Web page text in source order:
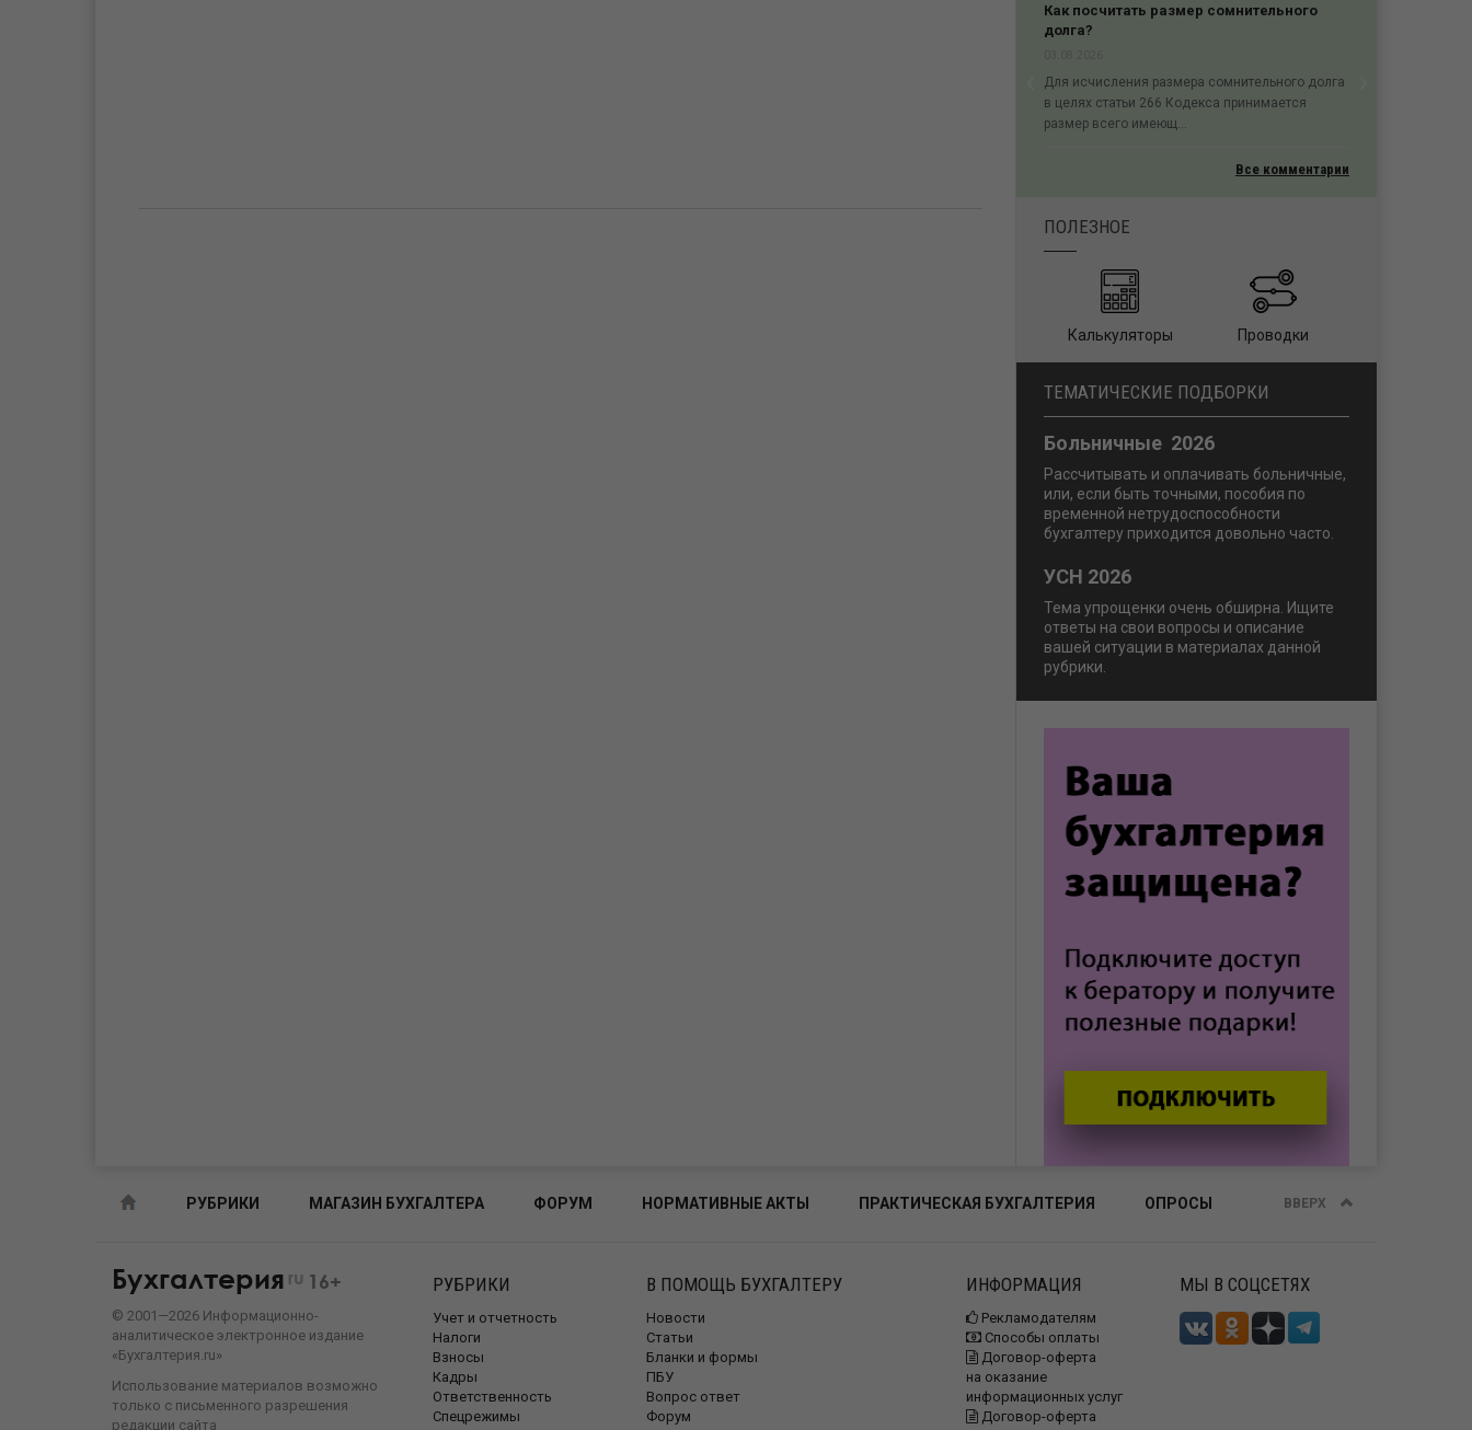
Как посчитать размер сомнительного
долга?
Для исчисления размера сомнительного долга
в целях статьи 266 Кодекса принимается
размер всего имеющ...
Previous
Все комментарии
ПОЛЕЗНОЕ
Калькуляторы Проводки
ТЕМАТИЧЕСКИЕ ПОДБОРКИ
Больничные 2026
Рассчитывать и оплачивать больничные,
или, если быть точными, пособия по
временной нетрудоспособности
бухгалтеру приходится довольно часто.
УСН 2026
Тема упрощенки очень обширна. Ищите
ответы на свои вопросы и описание
вашей ситуации в материалах данной
рубрики.
РУБРИКИ МАГАЗИН БУХГАЛТЕРА ФОРУМ НОРМАТИВНЫЕ АКТЫ ПРАКТИЧЕСКАЯ БУХГАЛТЕРИЯ ОПРОСЫ ВВЕРХ
Бухгалтерия ru 16+
© 2001—2026 Информационно-
аналитическое электронное издание
«Бухгалтерия.ru»
Использование материалов возможно
только с письменного разрешения
редакции сайта
РУБРИКИ
Учет и отчетность
Налоги
Взносы
Кадры
Ответственность
Спецрежимы
В ПОМОЩЬ БУХГАЛТЕРУ
Новости
Статьи
Бланки и формы
ПБУ
Вопрос ответ
Форум
ИНФОРМАЦИЯ
Рекламодателям
Способы оплаты
Договор-оферта
на оказание
информационных услуг
Договор-оферта
МЫ В СОЦСЕТЯХ